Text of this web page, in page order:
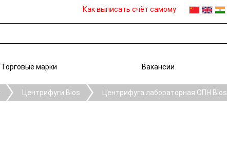
Как выписать счёт самому
Торговые марки Вакансии
Центрифуги Bios Центрифуга лабораторная ОПН Bios